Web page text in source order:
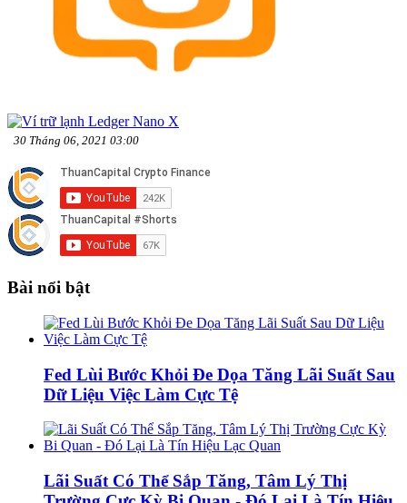
30 Tháng 06, 2021 03:00
Bài nổi bật
Fed Lùi Bước Khỏi Đe Dọa Tăng Lãi Suất Sau
Dữ Liệu Việc Làm Cực Tệ
Lãi Suất Có Thể Sắp Tăng, Tâm Lý Thị